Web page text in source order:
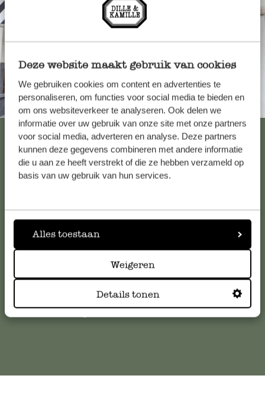
Deze website maakt gebruik van cookies
We gebruiken cookies om content en advertenties te
personaliseren, om functies voor social media te bieden en
om ons websiteverkeer te analyseren. Ook delen we
informatie over uw gebruik van onze site met onze partners
voor social media, adverteren en analyse. Deze partners
kunnen deze gegevens combineren met andere informatie
die u aan ze heeft verstrekt of die ze hebben verzameld op
basis van uw gebruik van hun services.
Alles toestaan
Weigeren
Details tonen
Toujours à proximité
Voir les 62 magasins
Service clientèle
serviceclientele@dille-kamille.com